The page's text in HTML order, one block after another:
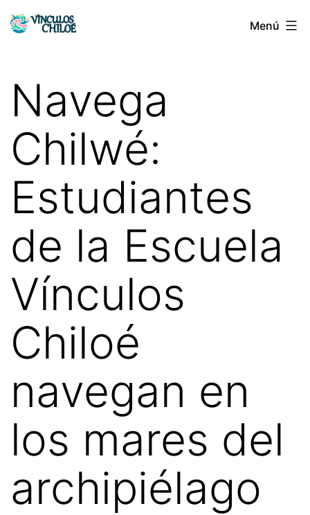
Saltar
Vínculos
Menú
Navega
Chilwé:
Estudiantes
de la Escuela
Vínculos
Chiloé
navegan en
los mares del
archipiélago